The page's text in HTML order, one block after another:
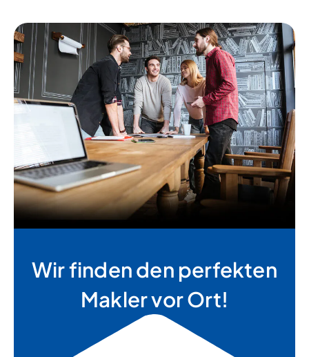
Wir finden den perfekten
Makler vor Ort!